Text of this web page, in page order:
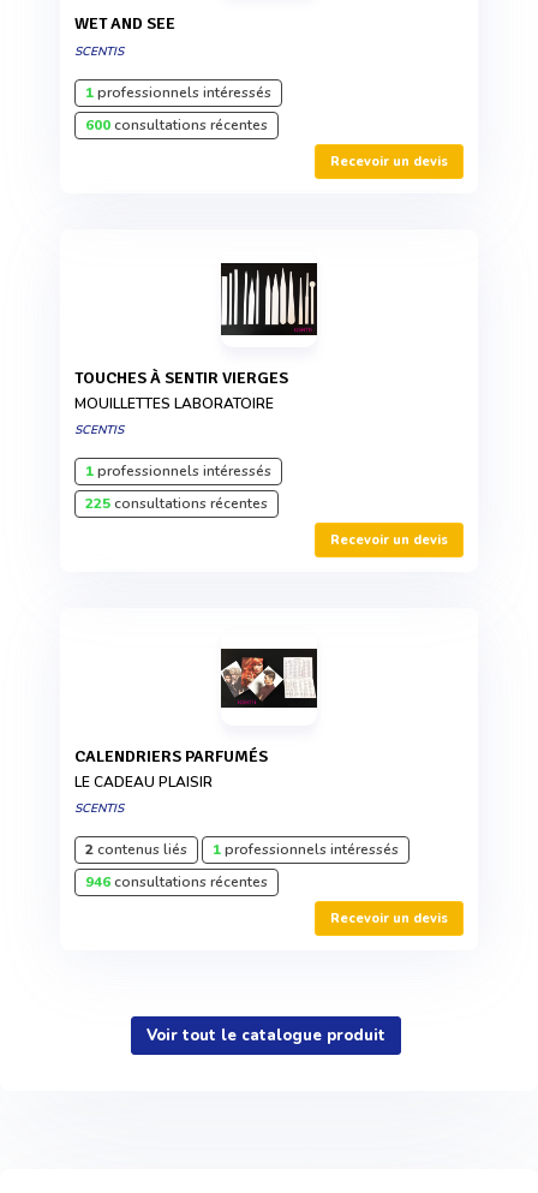
WET AND SEE
SCENTIS
1professionnels intéressés
600consultations récentes
Recevoir un devis
TOUCHES À SENTIR VIERGES
MOUILLETTES LABORATOIRE
SCENTIS
1professionnels intéressés
225consultations récentes
Recevoir un devis
CALENDRIERS PARFUMÉS
LE CADEAU PLAISIR
SCENTIS
2contenus liés 1professionnels intéressés
946consultations récentes
Recevoir un devis
Voir tout le catalogue produit